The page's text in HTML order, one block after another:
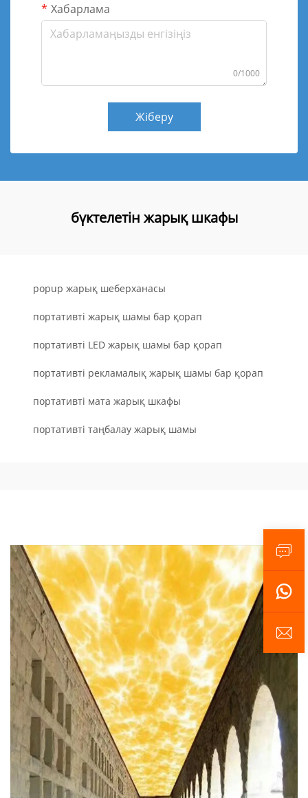
Хабарлама
0/1000
Жіберу
бүктелетін жарық шкафы
popup жарық шеберханасы
портативті жарық шамы бар қорап
портативті LED жарық шамы бар қорап
портативті рекламалық жарық шамы бар қорап
портативті мата жарық шкафы
портативті таңбалау жарық шамы